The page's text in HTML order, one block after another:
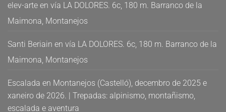
elev-arte en vía LA DOLORES. 6c, 180 m. Barranco de la
Maimona, Montanejos
Santi Beriain en vía LA DOLORES. 6c, 180 m. Barranco de la
Maimona, Montanejos
Escalada en Montanejos (Castelló), decembro de 2025 e
xaneiro de 2026. | Trepadas: alpinismo, montañismo,
escalada e aventura